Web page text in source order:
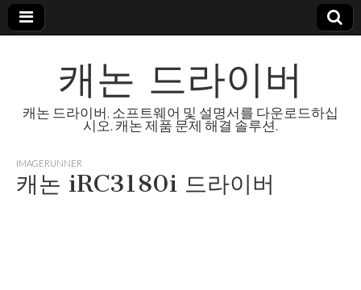
캐논 드라이버
캐논 드라이버, 소프트웨어 및 설명서를 다운로드하십
시오. 캐논 제품 문제 해결 솔루션.
IMAGERUNNER
캐논 iRC3180i 드라이버